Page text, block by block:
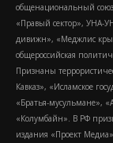
общенациональный
«Правый сектор», УНА-
дивижн», «Меджлис
общероссийская
Признаны
Кавказ», «Исламское
«Братья-мусульмане»,
«Колумбайн». В РФ
издания «Проект